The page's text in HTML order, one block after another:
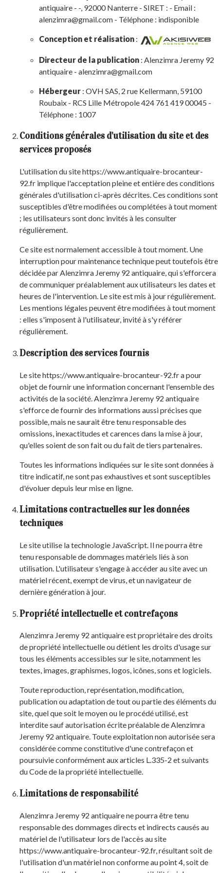
antiquaire - -, 92000 Nanterre - SIRET : - Email :
alenzimra@gmail.com - Téléphone : indisponible
Conception et réalisation :
Directeur de la publication : Alenzimra Jeremy 92
antiquaire - alenzimra@gmail.com
Hébergeur : OVH SAS, 2 rue Kellermann, 59100
Roubaix - RCS Lille Métropole 424 761 419 00045 -
Téléphone : 1007
Conditions générales d'utilisation du site et des
services proposés
L'utilisation du site https://www.antiquaire-brocanteur-
92.fr implique l'acceptation pleine et entière des conditions
générales d'utilisation ci-après décrites. Ces conditions sont
susceptibles d'être modifiées ou complétées à tout moment
; les utilisateurs sont donc invités à les consulter
régulièrement.
Ce site est normalement accessible à tout moment. Une
interruption pour maintenance technique peut toutefois être
décidée par Alenzimra Jeremy 92 antiquaire, qui s'efforcera
de communiquer préalablement aux utilisateurs les dates et
heures de l'intervention. Le site est mis à jour régulièrement.
Les mentions légales peuvent être modifiées à tout moment
: elles s'imposent à l'utilisateur, invité à s'y référer
régulièrement.
Description des services fournis
Le site https://www.antiquaire-brocanteur-92.fr a pour
objet de fournir une information concernant l'ensemble des
activités de la société. Alenzimra Jeremy 92 antiquaire
s'efforce de fournir des informations aussi précises que
possible, mais ne saurait être tenu responsable des
omissions, inexactitudes et carences dans la mise à jour,
qu'elles soient de son fait ou du fait de tiers partenaires.
Toutes les informations indiquées sur le site sont données à
titre indicatif, ne sont pas exhaustives et sont susceptibles
d'évoluer depuis leur mise en ligne.
Limitations contractuelles sur les données
techniques
Le site utilise la technologie JavaScript. Il ne pourra être
tenu responsable de dommages matériels liés à son
utilisation. L'utilisateur s'engage à accéder au site avec un
matériel récent, exempt de virus, et un navigateur de
dernière génération à jour.
Propriété intellectuelle et contrefaçons
Alenzimra Jeremy 92 antiquaire est propriétaire des droits
de propriété intellectuelle ou détient les droits d'usage sur
tous les éléments accessibles sur le site, notamment les
textes, images, graphismes, logos, icônes, sons et logiciels.
Toute reproduction, représentation, modification,
publication ou adaptation de tout ou partie des éléments du
site, quel que soit le moyen ou le procédé utilisé, est
interdite sauf autorisation écrite préalable de Alenzimra
Jeremy 92 antiquaire. Toute exploitation non autorisée sera
considérée comme constitutive d'une contrefaçon et
poursuivie conformément aux articles L.335-2 et suivants
du Code de la propriété intellectuelle.
Limitations de responsabilité
Alenzimra Jeremy 92 antiquaire ne pourra être tenu
responsable des dommages directs et indirects causés au
matériel de l'utilisateur lors de l'accès au site
https://www.antiquaire-brocanteur-92.fr, résultant soit de
l'utilisation d'un matériel non conforme au point 4, soit de